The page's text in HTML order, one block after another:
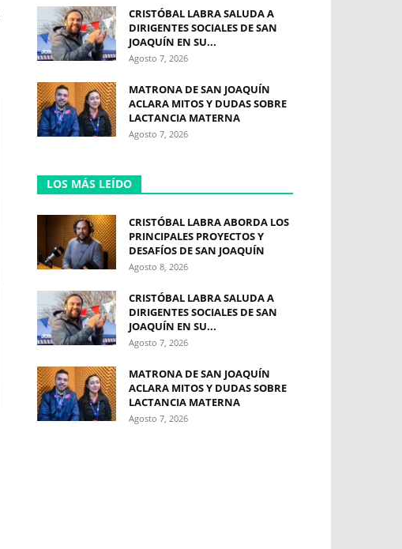
CRISTÓBAL LABRA SALUDA A
DIRIGENTES SOCIALES DE SAN
JOAQUÍN EN SU...
Agosto 7, 2026
MATRONA DE SAN JOAQUÍN
ACLARA MITOS Y DUDAS SOBRE
LACTANCIA MATERNA
Agosto 7, 2026
LOS MÁS LEÍDO
CRISTÓBAL LABRA ABORDA LOS
PRINCIPALES PROYECTOS Y
DESAFÍOS DE SAN JOAQUÍN
Agosto 8, 2026
CRISTÓBAL LABRA SALUDA A
DIRIGENTES SOCIALES DE SAN
JOAQUÍN EN SU...
Agosto 7, 2026
MATRONA DE SAN JOAQUÍN
ACLARA MITOS Y DUDAS SOBRE
LACTANCIA MATERNA
Agosto 7, 2026